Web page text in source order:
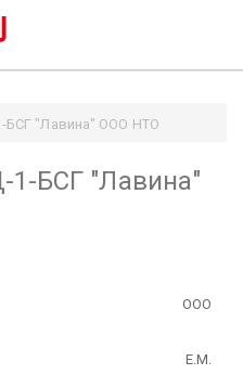
БСГ "Лавина" ООО НТО
БСГ "Лавина"